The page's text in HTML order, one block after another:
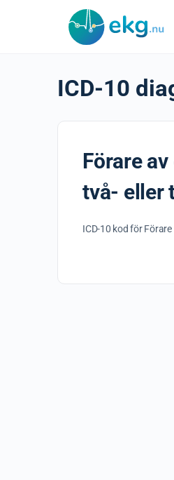
ICD-10
Förare
två- eller
ICD-10 kod för